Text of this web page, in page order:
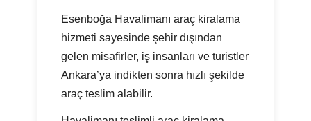
Esenboğa Havalimanı araç kiralama
hizmeti sayesinde şehir dışından
gelen misafirler, iş insanları ve turistler
Ankara’ya indikten sonra hızlı şekilde
araç teslim alabilir.